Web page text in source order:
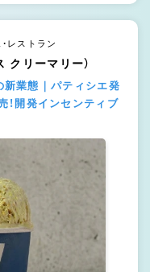
レストラン
クリーマリー）
新業態｜パティシエ発
！開発インセンティブ